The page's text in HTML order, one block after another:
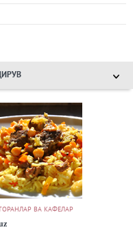
ВА КАФЕЛАР